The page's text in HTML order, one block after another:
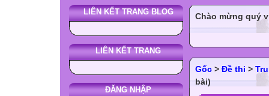
LIÊN KẾT TRANG BLOG
LIÊN KẾT TRANG
ĐĂNG NHẬP
Chào mừng quý
Gốc > Đề thi >
bài)